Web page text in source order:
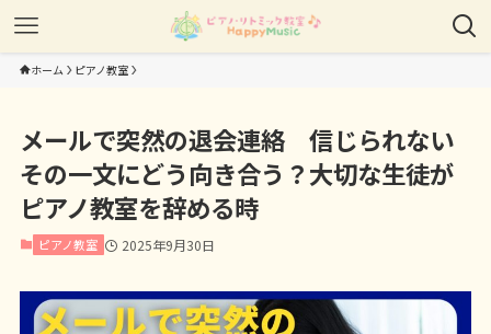
ホーム ピアノ教室
メールで突然の退会連絡 信じられない
その一文にどう向き合う？大切な生徒が
ピアノ教室を辞める時
ピアノ教室 2025年9月30日